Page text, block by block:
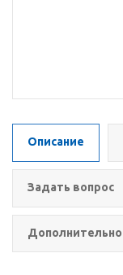
Описание
Задать вопрос
Дополнительно